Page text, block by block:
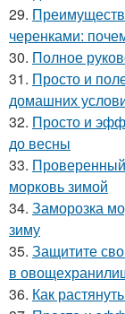
29.
черенками:
30. Полное
31. Просто и
домашних
32. Просто и
до весны
33. Проверенный
морковь зимой
34. Заморозка
зиму
35. Защитите
в
36. Как